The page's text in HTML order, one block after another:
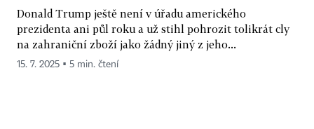
Donald Trump ještě není v úřadu amerického
prezidenta ani půl roku a už stihl pohrozit tolikrát cly
na zahraniční zboží jako žádný jiný z jeho...
15. 7. 2025 ▪ 5 min. čtení